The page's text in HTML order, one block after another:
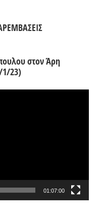
στον Άρη
1/23)
01:07:00